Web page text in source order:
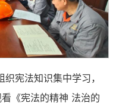
宪法知识集中学习，
《宪法的精神 法治的